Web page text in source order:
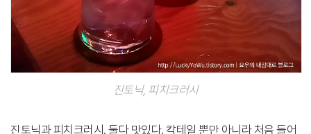
진토닉, 피치크러시
진토닉과 피치크러시. 둘다 맛있다. 칵테일 뿐만 아니라 처음 들어